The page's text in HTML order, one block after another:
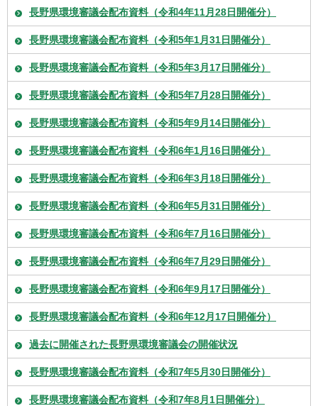
長野県環境審議会配布資料（令和4年11月28日開催分）
長野県環境審議会配布資料（令和5年1月31日開催分）
長野県環境審議会配布資料（令和5年3月17日開催分）
長野県環境審議会配布資料（令和5年7月28日開催分）
長野県環境審議会配布資料（令和5年9月14日開催分）
長野県環境審議会配布資料（令和6年1月16日開催分）
長野県環境審議会配布資料（令和6年3月18日開催分）
長野県環境審議会配布資料（令和6年5月31日開催分）
長野県環境審議会配布資料（令和6年7月16日開催分）
長野県環境審議会配布資料（令和6年7月29日開催分）
長野県環境審議会配布資料（令和6年9月17日開催分）
長野県環境審議会配布資料（令和6年12月17日開催分）
過去に開催された長野県環境審議会の開催状況
長野県環境審議会配布資料（令和7年5月30日開催分）
長野県環境審議会配布資料（令和7年8月1日開催分）